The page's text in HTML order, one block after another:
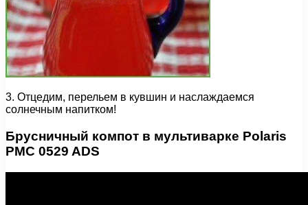
3. Отцедим, перельем в кувшин и наслаждаемся
солнечным напитком!
Брусничный компот в мультиварке Polaris
PMC 0529 ADS